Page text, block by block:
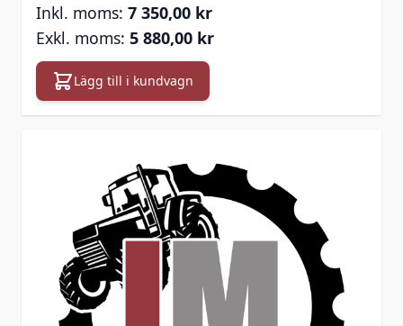
7 350,00 kr
5 880,00 kr
Lägg till i kundvagn